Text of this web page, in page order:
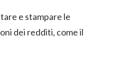
e stampare le
dei redditi, come il